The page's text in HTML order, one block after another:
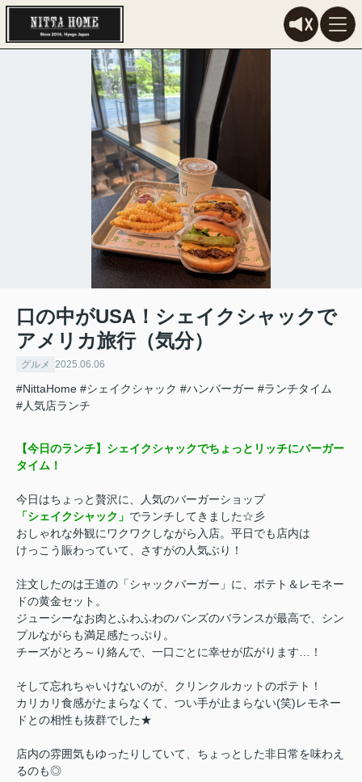
口の中がUSA！シェイクシャックで
アメリカ旅行（気分）
グルメ 2025.06.06
#NittaHome #シェイクシャック #ハンバーガー #ランチタイム
#人気店ランチ
【今日のランチ】シェイクシャックでちょっとリッチにバーガー
タイム！
今日はちょっと贅沢に、人気のバーガーショップ
「シェイクシャック」 でランチしてきました☆彡
おしゃれな外観にワクワクしながら入店。平日でも店内は
けっこう賑わっていて、さすがの人気ぶり！
注文したのは王道の「シャックバーガー」に、ポテト＆レモネー
ドの黄金セット。
ジューシーなお肉とふわふわのバンズのバランスが最高で、シン
プルながらも満足感たっぷり。
チーズがとろ～り絡んで、一口ごとに幸せが広がります…！
そして忘れちゃいけないのが、クリンクルカットのポテト！
カリカリ食感がたまらなくて、つい手が止まらない(笑)レモネー
ドとの相性も抜群でした★
店内の雰囲気もゆったりしていて、ちょっとした非日常を味わえ
るのも◎